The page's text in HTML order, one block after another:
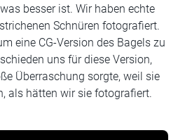
besser ist. Wir haben echte
Schnüren fotografiert.
eine CG-Version des Bagels zu
uns für diese Version,
Überraschung sorgte, weil sie
als hätten wir sie fotografiert.